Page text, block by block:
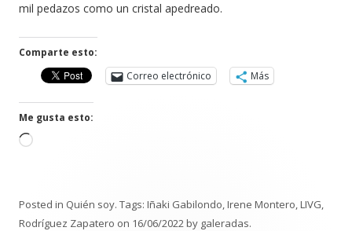
mil pedazos como un cristal apedreado.
Comparte esto:
Correo electrónico
Más
Me gusta esto:
C
g
a
Posted in Quién soy. Tags: Iñaki Gabilondo,Irene Montero,LIVG,
Rodríguez Zapatero on 16/06/2022by galeradas.